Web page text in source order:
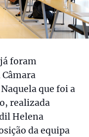
foram
que foi a
realizada
Helena
da equipa